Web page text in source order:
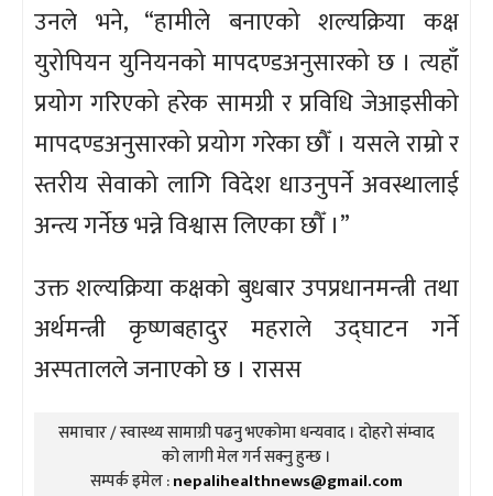
उनले भने, “हामीले बनाएको शल्यक्रिया कक्ष
युरोपियन युनियनको मापदण्डअनुसारको छ । त्यहाँ
प्रयोग गरिएको हरेक सामग्री र प्रविधि जेआइसीको
मापदण्डअनुसारको प्रयोग गरेका छौँ । यसले राम्रो र
स्तरीय सेवाको लागि विदेश धाउनुपर्ने अवस्थालाई
अन्त्य गर्नेछ भन्ने विश्वास लिएका छौँ ।”
उक्त शल्यक्रिया कक्षको बुधबार उपप्रधानमन्त्री तथा
अर्थमन्त्री कृष्णबहादुर महराले उद्घाटन गर्ने
अस्पतालले जनाएको छ । रासस
समाचार / स्वास्थ्य सामाग्री पढनु भएकोमा धन्यवाद । दोहरो संम्वाद
को लागी मेल गर्न सक्नु हुन्छ ।
सम्पर्क इमेल :nepalihealthnews@gmail.com